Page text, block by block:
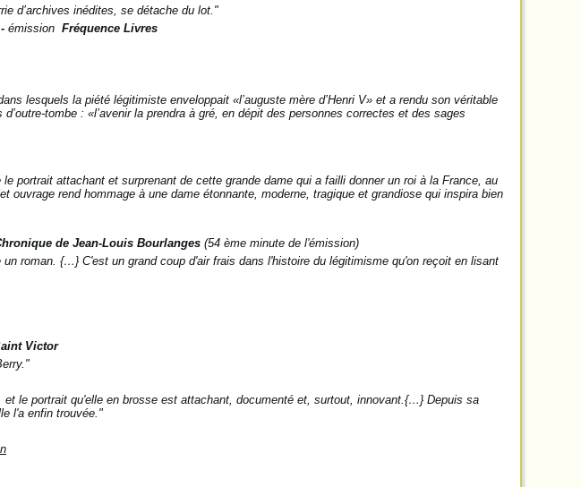
d’archives inédites, se détache du lot."
émission Fréquence Livres
lesquels la piété légitimiste enveloppait «l’auguste mère d’Henri V» et a rendu son véritable
d’outre-tombe : «l’avenir la prendra à gré, en dépit des personnes correctes et des sages
portrait attachant et surprenant de cette grande dame qui a failli donner un roi à la France, au
ouvrage rend hommage à une dame étonnante, moderne, tragique et grandiose qui inspira bien
de Jean-Louis Bourlanges (54 ème minute de l'émission)
roman. {…} C'est un grand coup d'air frais dans l'histoire du légitimisme qu'on reçoit en lisant
Victor
le portrait qu'elle en brosse est attachant, documenté et, surtout, innovant.{…} Depuis sa
l'a enfin trouvée."